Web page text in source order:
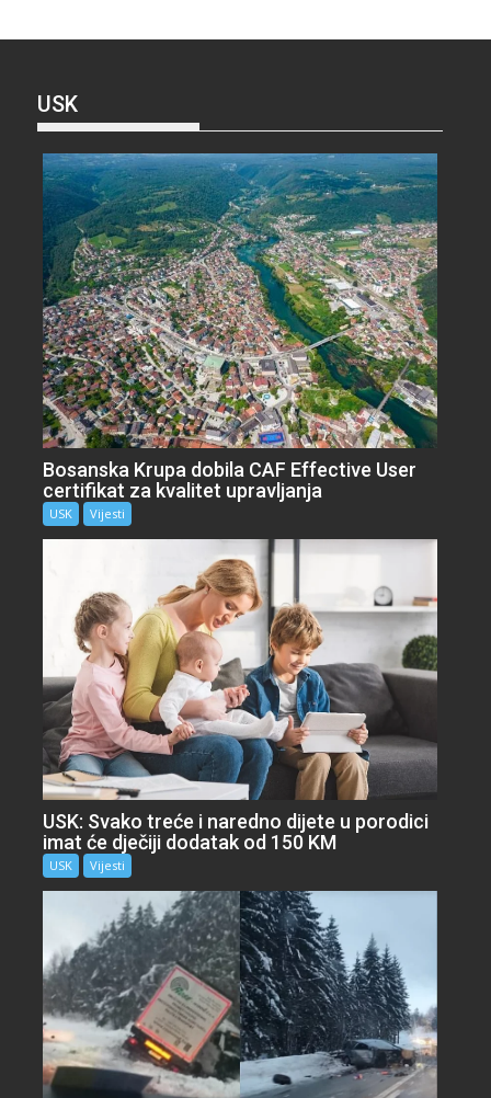
USK
Bosanska Krupa dobila CAF Effective User
certifikat za kvalitet upravljanja
USK Vijesti
USK: Svako treće i naredno dijete u porodici
imat će dječiji dodatak od 150 KM
USK Vijesti